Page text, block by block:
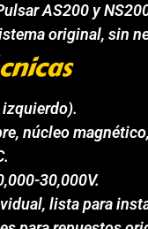
AS200 y
original, sin
núcleo
30,000V.
lista para